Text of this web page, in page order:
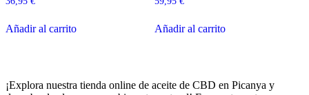
Añadir al carrito Añadir al carrito
¡Explora nuestra tienda online de aceite de CBD en Picanya y